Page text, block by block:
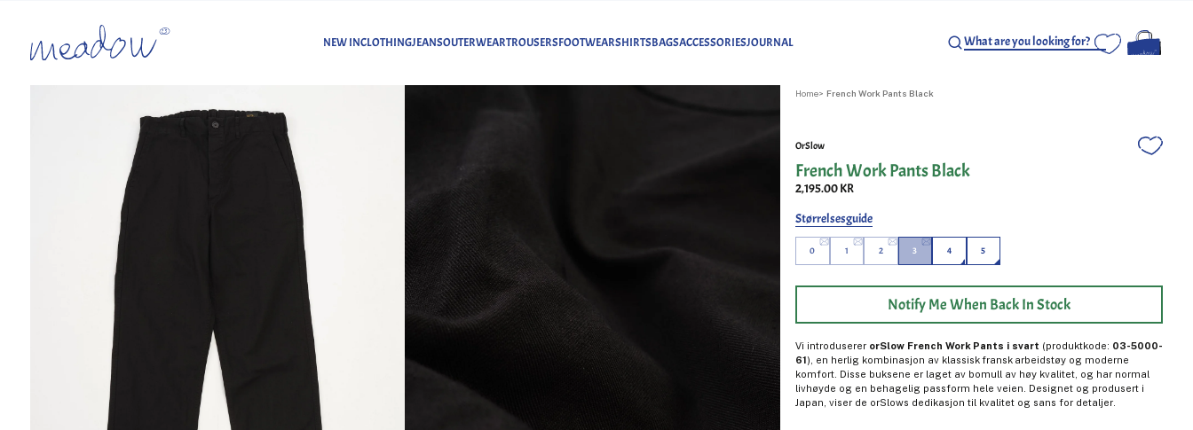
NEW INCLOTHINGJEANSOUTERWEARTROUSERSFOOTWEARSHIRTSBAGSACCESSORIESJOURNAL
Home French Work Pants Black
OrSlow
French Work Pants Black
2,195.00 KR
Størrelsesguide
0 1 2 3 4 5
Notify Me When Back In Stock
Vi introduserer orSlow French Work Pants i svart (produktkode: 03-5000-
61), en herlig kombinasjon av klassisk fransk arbeidstøy og moderne
komfort. Disse buksene er laget av bomull av høy kvalitet, og har normal
livhøyde og en behagelig passform hele veien. Designet og produsert i
Japan, viser de orSlows dedikasjon til kvalitet og sans for detaljer.